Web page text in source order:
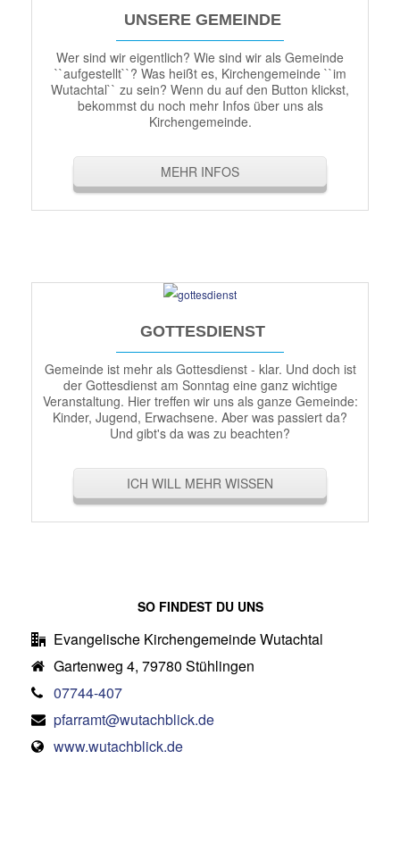
UNSERE GEMEINDE
Wer sind wir eigentlich? Wie sind wir als Gemeinde
``aufgestellt``? Was heißt es, Kirchengemeinde ``im
Wutachtal`` zu sein? Wenn du auf den Button klickst,
bekommst du noch mehr Infos über uns als
Kirchengemeinde.
MEHR INFOS
GOTTESDIENST
Gemeinde ist mehr als Gottesdienst - klar. Und doch ist
der Gottesdienst am Sonntag eine ganz wichtige
Veranstaltung. Hier treffen wir uns als ganze Gemeinde:
Kinder, Jugend, Erwachsene. Aber was passiert da?
Und gibt's da was zu beachten?
ICH WILL MEHR WISSEN
SO FINDEST DU UNS
Evangelische Kirchengemeinde Wutachtal
Gartenweg 4, 79780 Stühlingen
07744-407
pfarramt@wutachblick.de
www.wutachblick.de